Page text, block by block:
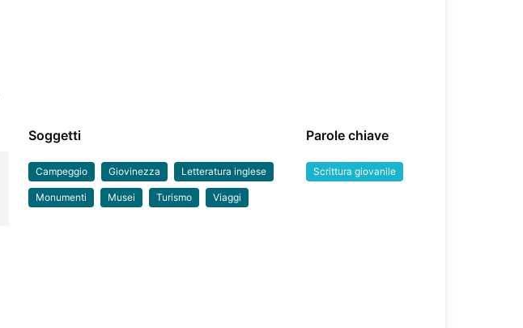
Soggetti
Campeggio Giovinezza Letteratura inglese
Monumenti Musei Turismo Viaggi
Parole chiave
Scrittura giovanile